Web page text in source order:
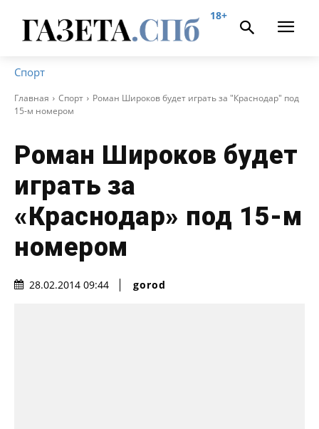
18+
Спорт
Главная Спорт
Роман Широков будет играть за "Краснодар" под
15-м номером
Роман Широков будет
играть за
«Краснодар» под 15-м
номером
28.02.2014 09:44 gorod